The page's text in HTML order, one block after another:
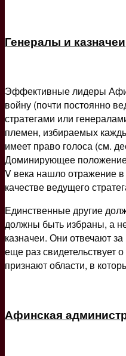
Генералы и казначеи
Эффективные лидеры
войну (почти постоянно
стратегами или
племен, избираемых
имеет право голоса (см.
Доминирующее
V века нашло отражение в
качестве ведущего
Единственные другие
должны быть избраны, а
казначеи. Они отвечают
еще раз свидетельствует
признают области, в
Афинская